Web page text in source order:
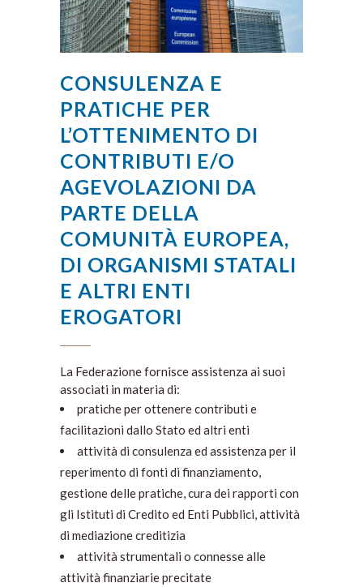
CONSULENZA E
PRATICHE PER
L’OTTENIMENTO DI
CONTRIBUTI E/O
AGEVOLAZIONI DA
PARTE DELLA
COMUNITÀ EUROPEA,
DI ORGANISMI STATALI
E ALTRI ENTI
EROGATORI
La Federazione fornisce assistenza ai suoi
associati in materia di:
pratiche per ottenere contributi e
facilitazioni dallo Stato ed altri enti
attività di consulenza ed assistenza per il
reperimento di fonti di finanziamento,
gestione delle pratiche, cura dei rapporti con
gli Istituti di Credito ed Enti Pubblici, attività
di mediazione creditizia
attività strumentali o connesse alle
attività finanziarie precitate